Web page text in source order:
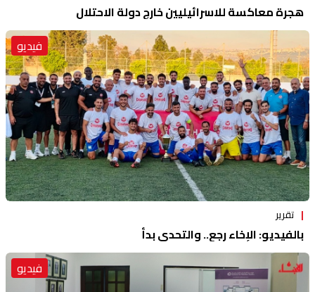
هجرة معاكسة للاسرائيليين خارج دولة الاحتلال
فيديو
تقرير
بالفيديو: الإخاء رجع.. والتحدي بدأ
فيديو